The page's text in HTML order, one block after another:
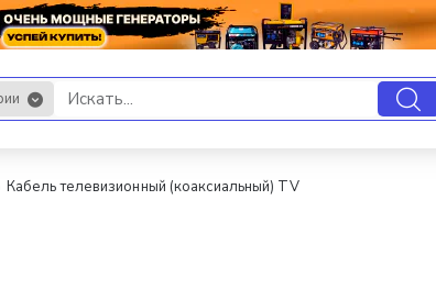
Кабель телевизионный (коаксиальный) TV